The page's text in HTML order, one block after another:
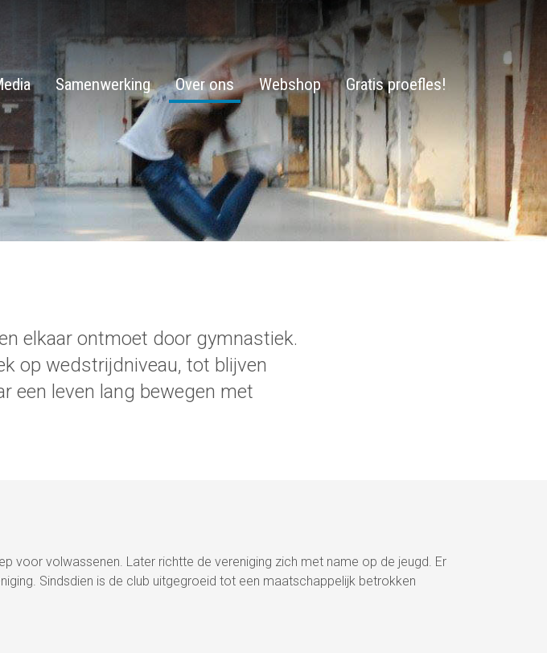
de
inhoud
gaan
Samenwerking Over ons Webshop Gratis proefles!
elkaar ontmoet door gymnastiek.
op wedstrijdniveau, tot blijven
een leven lang bewegen met
voor volwassenen. Later richtte de vereniging zich met name op de jeugd. Er
Sindsdien is de club uitgegroeid tot een maatschappelijk betrokken